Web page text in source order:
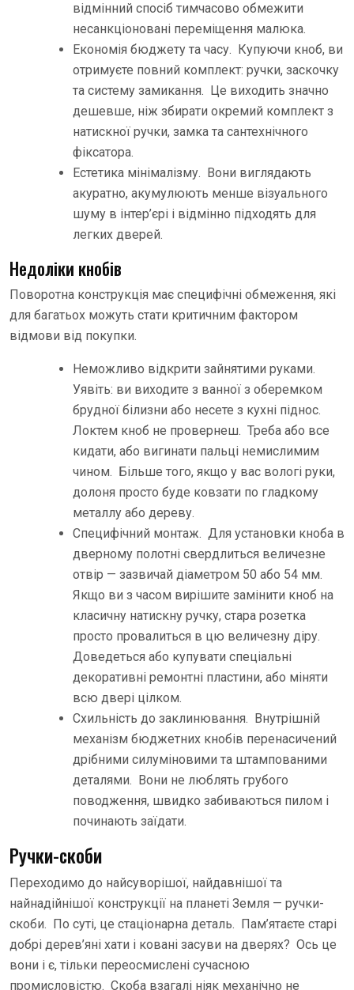
відмінний спосіб тимчасово обмежити
несанкціоновані переміщення малюка.
Економія бюджету та часу. Купуючи кноб, ви
отримуєте повний комплект: ручки, заскочку
та систему замикання. Це виходить значно
дешевше, ніж збирати окремий комплект з
натискної ручки, замка та сантехнічного
фіксатора.
Естетика мінімалізму. Вони виглядають
акуратно, акумулюють менше візуального
шуму в інтер’єрі і відмінно підходять для
легких дверей.
Недоліки кнобів
Поворотна конструкція має специфічні обмеження, які
для багатьох можуть стати критичним фактором
відмови від покупки.
Неможливо відкрити зайнятими руками.
Уявіть: ви виходите з ванної з оберемком
брудної білизни або несете з кухні піднос.
Локтем кноб не провернеш. Треба або все
кидати, або вигинати пальці немислимим
чином. Більше того, якщо у вас вологі руки,
долоня просто буде ковзати по гладкому
металлу або дереву.
Специфічний монтаж. Для установки кноба в
дверному полотні свердлиться величезне
отвір — зазвичай діаметром 50 або 54 мм.
Якщо ви з часом вирішите замінити кноб на
класичну натискну ручку, стара розетка
просто провалиться в цю величезну діру.
Доведеться або купувати спеціальні
декоративні ремонтні пластини, або міняти
всю двері цілком.
Схильність до заклинювання. Внутрішній
механізм бюджетних кнобів перенасичений
дрібними силуміновими та штампованими
деталями. Вони не люблять грубого
поводження, швидко забиваються пилом і
починають заїдати.
Ручки-скоби
Переходимо до найсуворішої, найдавнішої та
найнадійнішої конструкції на планеті Земля — ручки-
скоби. По суті, це стаціонарна деталь. Пам’ятаєте старі
добрі дерев’яні хати і ковані засуви на дверях? Ось це
вони і є, тільки переосмислені сучасною
промисловістю. Скоба взагалі ніяк механічно не